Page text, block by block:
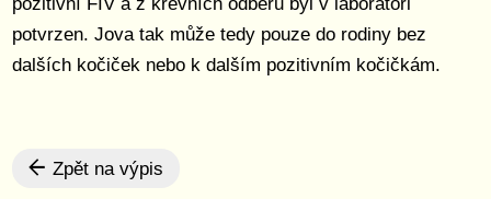
potvrzen. Jova tak může tedy pouze do rodiny bez
dalších kočiček nebo k dalším pozitivním kočičkám.
Zpět na výpis